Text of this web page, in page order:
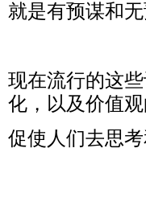
就是有预谋和无
现在流行的这
化，以及价值观
促使人们去思考